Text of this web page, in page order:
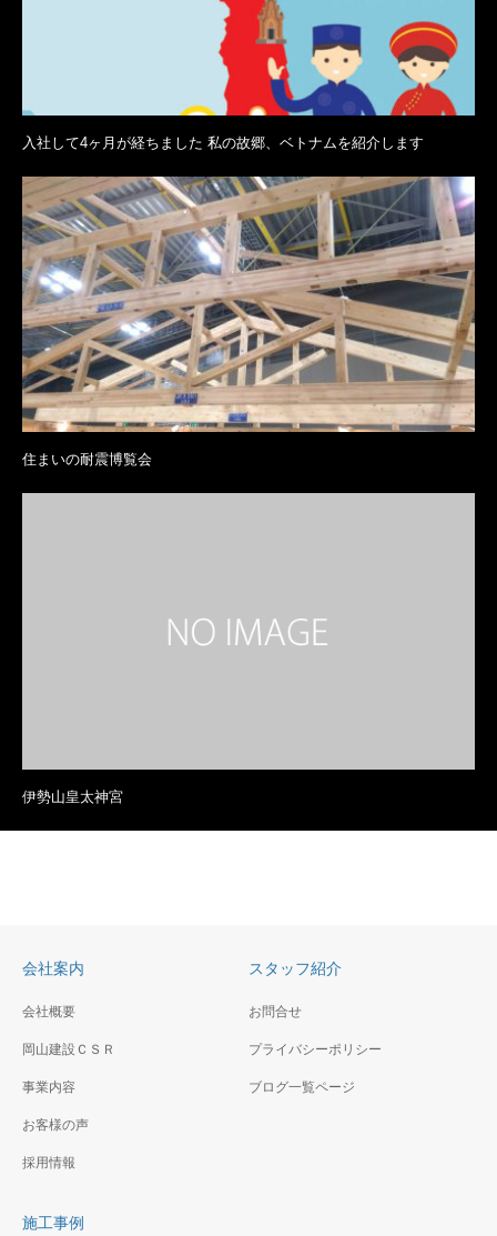
入社して4ヶ月が経ちました 私の故郷、ベトナムを紹介します
住まいの耐震博覧会
伊勢山皇太神宮
会社案内
会社概要
岡山建設ＣＳＲ
事業内容
お客様の声
採用情報
スタッフ紹介
お問合せ
プライバシーポリシー
ブログ一覧ページ
施工事例